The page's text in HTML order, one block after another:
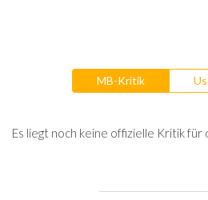
MB-Kritik
Es liegt noch keine offizielle Kritik für